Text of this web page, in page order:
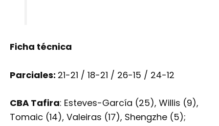
Ficha técnica
Parciales: 21-21 / 18-21 / 26-15 / 24-12
CBA Tafira: Esteves-García (25), Willis (9),
Tomaic (14), Valeiras (17), Shengzhe (5);